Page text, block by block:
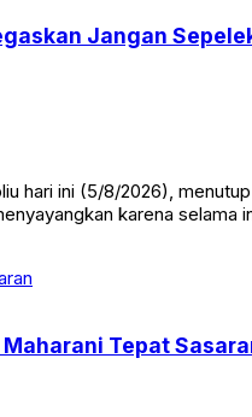
Jangan
hari ini (5/8/2026),
karena selama
Tepat